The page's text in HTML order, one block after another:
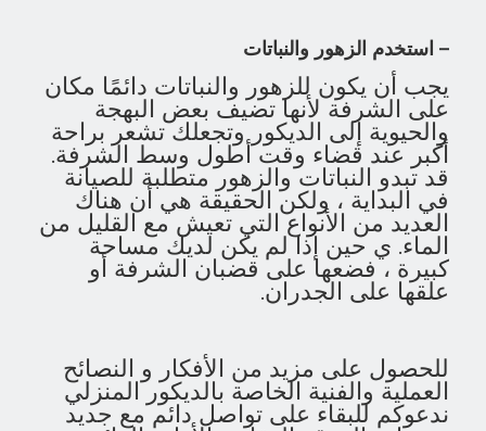
– استخدم الزهور والنباتات
يجب أن يكون للزهور والنباتات دائمًا مكان
على الشرفة لأنها تضيف بعض البهجة
والحيوية إلى الديكور وتجعلك تشعر براحة
أكبر عند قضاء وقت أطول وسط الشرفة.
قد تبدو النباتات والزهور متطلبة للصيانة
في البداية ، ولكن الحقيقة هي أن هناك
العديد من الأنواع التي تعيش مع القليل من
الماء. ي حين إذا لم يكن لديك مساحة
كبيرة ، فضعها على قضبان الشرفة أو
علقها على الجدران.
للحصول على مزيد من الأفكار و النصائح
العملية والفنية الخاصة بالديكور المنزلي
ندعوكم للبقاء على تواصل دائم مع جديد